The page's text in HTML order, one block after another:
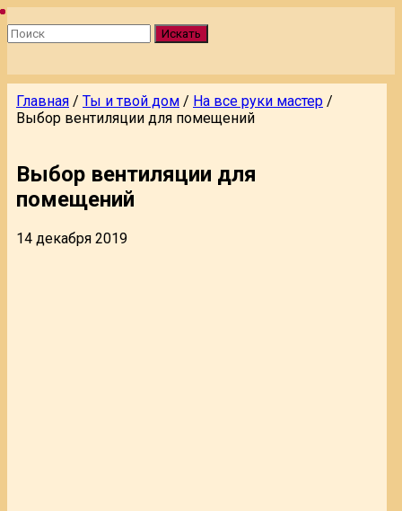
Искать
Главная / Ты и твой дом / На все руки мастер /
Выбор вентиляции для помещений
Выбор вентиляции для
помещений
14 декабря 2019